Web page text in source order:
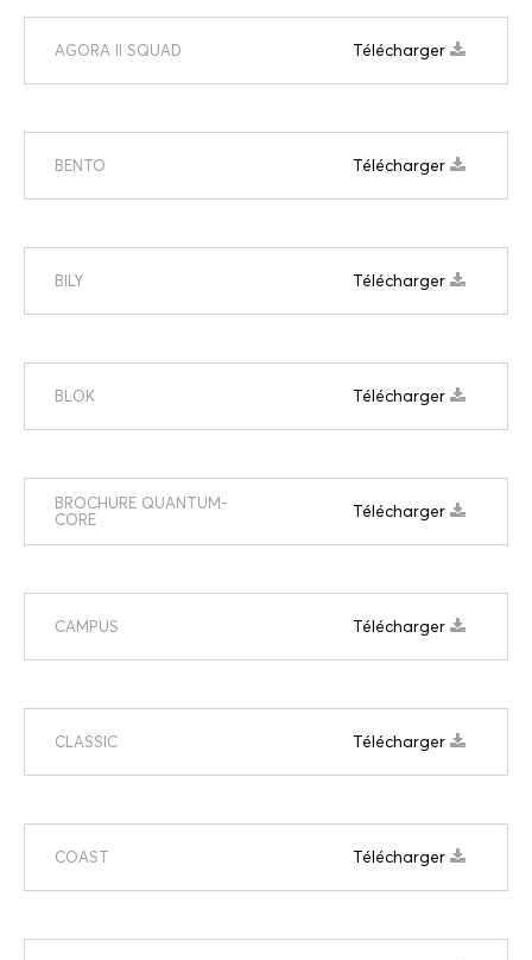
AGORA II SQUAD Télécharger
BENTO Télécharger
BILY Télécharger
BLOK Télécharger
BROCHURE QUANTUM-
CORE
Télécharger
CAMPUS Télécharger
CLASSIC Télécharger
COAST Télécharger